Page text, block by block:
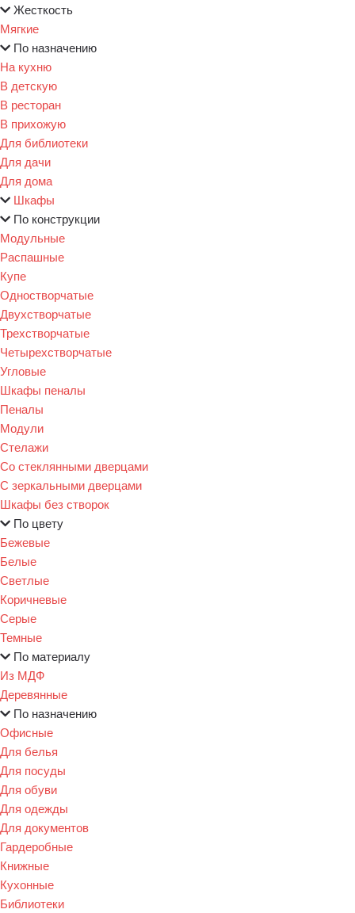
Жесткость
Мягкие
По назначению
На кухню
В детскую
В ресторан
В прихожую
Для библиотеки
Для дачи
Для дома
Шкафы
По конструкции
Модульные
Распашные
Купе
Одностворчатые
Двухстворчатые
Трехстворчатые
Четырехстворчатые
Угловые
Шкафы пеналы
Пеналы
Модули
Стелажи
Со стеклянными дверцами
С зеркальными дверцами
Шкафы без створок
По цвету
Бежевые
Белые
Светлые
Коричневые
Серые
Темные
По материалу
Из МДФ
Деревянные
По назначению
Офисные
Для белья
Для посуды
Для обуви
Для одежды
Для документов
Гардеробные
Книжные
Кухонные
Библиотеки